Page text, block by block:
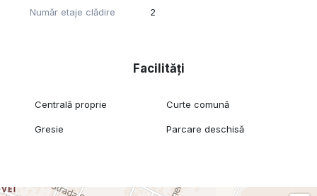
Număr etaje clădire 2
Facilități
Centrală proprie Curte comună
Gresie Parcare deschisă